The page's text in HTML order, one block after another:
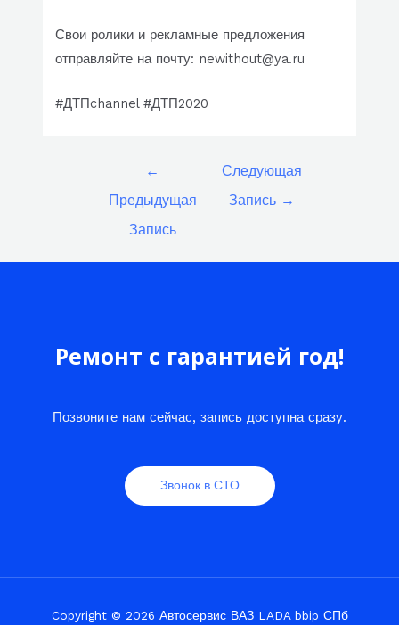
Свои ролики и рекламные предложения
отправляйте на почту: newithout@ya.ru
#ДТПchannel #ДТП2020
←
Предыдущая
Запись
Следующая
Запись →
Ремонт с гарантией год!
Позвоните нам сейчас, запись доступна сразу.
Звонок в СТО
Copyright © 2026 Автосервис ВАЗ LADA bbip СПб